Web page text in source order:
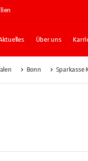
Über uns
Bonn Sparkasse